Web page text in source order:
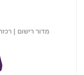
מדור רישום |